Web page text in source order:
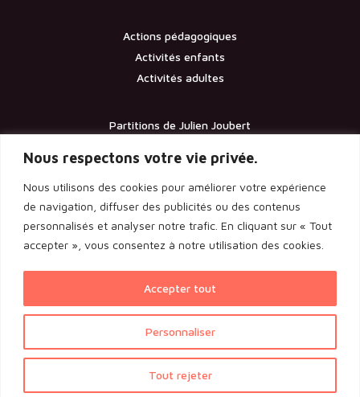
Nous respectons votre vie privée.
Nous utilisons des cookies pour améliorer votre expérience
de navigation, diffuser des publicités ou des contenus
personnalisés et analyser notre trafic. En cliquant sur « Tout
accepter », vous consentez à notre utilisation des cookies.
Personnaliser
Tout rejeter
Accepter tout
Congés d'été du 28 juillet au 16 août 2026. Les commandes seront
Actions pédagogiques
Activités enfants
Activités adultes
Partitions de Julien Joubert
Documents
Les statuts de l’association
Licence d’entrepreneur de spectacle
Rapport de l’assemblée générale 2024
Voir l'ensemble des documents
AltaisWeb